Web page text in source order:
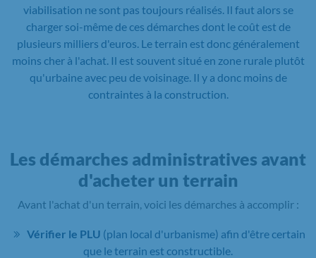
viabilisation ne sont pas toujours réalisés. Il faut alors se
charger soi-même de ces démarches dont le coût est de
plusieurs milliers d'euros. Le terrain est donc généralement
moins cher à l'achat. Il est souvent situé en zone rurale plutôt
qu'urbaine avec peu de voisinage. Il y a donc moins de
contraintes à la construction.
Les démarches administratives avant
d'acheter un terrain
Avant l'achat d'un terrain, voici les démarches à accomplir :
Vérifier le PLU (plan local d'urbanisme) afin d'être certain
que le terrain est constructible.